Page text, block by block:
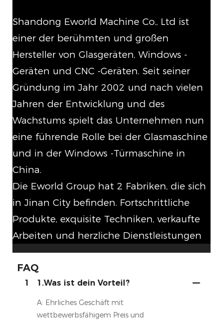
Shandong Eworld Machine Co., Ltd ist
einer der berühmten und großen
Hersteller von Glasgeräten, Windows -
Geräten und CNC -Geräten. Seit seiner
Gründung im Jahr 2002 und nach vielen
Jahren der Entwicklung und des
Wachstums spielt das Unternehmen nun
eine führende Rolle bei der Glasmaschine
und in der Windows -Türmaschine in
China.
Die Eworld Group hat 2 Fabriken, die sich
in Jinan City befinden. Fortschrittliche
Produkte, exquisite Techniken, verkaufte
Arbeiten und herzliche Dienstleistungen
FAQ
1 1.Was ist dein Vorteil?
A: Ehrliches Geschäft mit
wettbewerbsfähigem Preis und